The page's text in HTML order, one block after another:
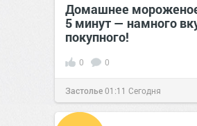
Домашнее мороженое
5 минут — намного
покупного!
0 0
Застолье01:11 Сегодня